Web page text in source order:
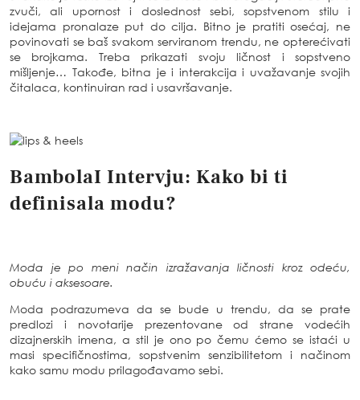
zvuči, ali upornost i doslednost sebi, sopstvenom stilu i
idejama pronalaze put do cilja. Bitno je pratiti osećaj, ne
povinovati se baš svakom serviranom trendu, ne opterećivati
se brojkama. Treba prikazati svoju ličnost i sopstveno
mišljenje… Takođe, bitna je i interakcija i uvažavanje svojih
čitalaca, kontinuiran rad i usavršavanje.
BambolaI Intervju: Kako bi ti
definisala modu?
Moda je po meni način izražavanja ličnosti kroz odeću,
obuću i aksesoare.
Moda podrazumeva da se bude u trendu, da se prate
predlozi i novotarije prezentovane od strane vodećih
dizajnerskih imena, a stil je ono po čemu ćemo se istaći u
masi specifičnostima, sopstvenim senzibilitetom i načinom
kako samu modu prilagođavamo sebi.